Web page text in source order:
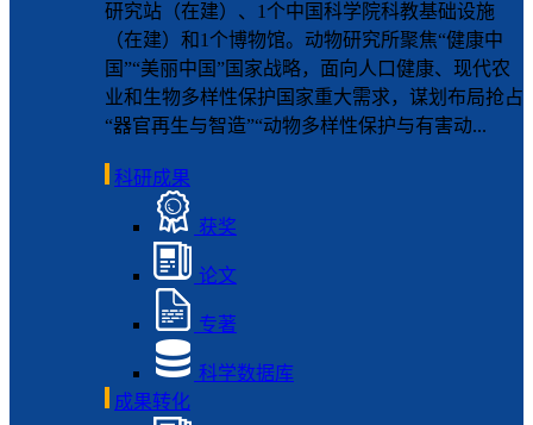
研究站（在建）、1个中国科学院科教基础设施
（在建）和1个博物馆。动物研究所聚焦“健康中
国”“美丽中国”国家战略，面向人口健康、现代农
业和生物多样性保护国家重大需求，谋划布局抢占
“器官再生与智造”“动物多样性保护与有害动...
科研成果
获奖
论文
专著
科学数据库
成果转化